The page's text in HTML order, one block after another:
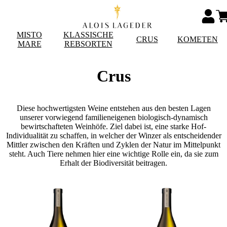
MISTO
MARE
KLASSISCHE
REBSORTEN
CRUS KOMETEN
Crus
Diese hochwertigsten Weine entstehen aus den besten Lagen
unserer vorwiegend familieneigenen biologisch-dynamisch
bewirtschafteten Weinhöfe. Ziel dabei ist, eine starke Hof-
Individualität zu schaffen, in welcher der Winzer als entscheidender
Mittler zwischen den Kräften und Zyklen der Natur im Mittelpunkt
steht. Auch Tiere nehmen hier eine wichtige Rolle ein, da sie zum
Erhalt der Biodiversität beitragen.